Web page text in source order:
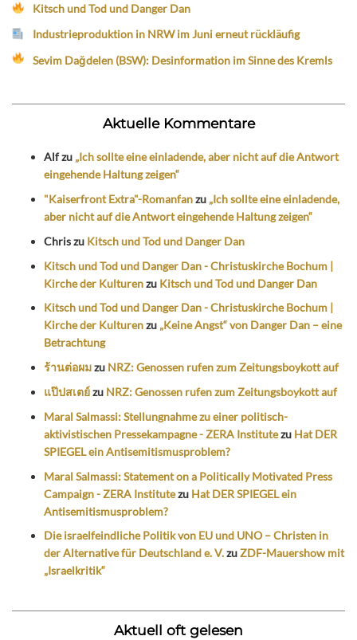
Kitsch und Tod und Danger Dan
Industrieproduktion in NRW im Juni erneut rückläufig
Sevim Dağdelen (BSW): Desinformation im Sinne des Kremls
Aktuelle Kommentare
Alfzu „Ich sollte eine einladende, aber nicht auf die Antwort
eingehende Haltung zeigen“
"Kaiserfront Extra"-Romanfanzu „Ich sollte eine einladende,
aber nicht auf die Antwort eingehende Haltung zeigen“
Chriszu Kitsch und Tod und Danger Dan
Kitsch und Tod und Danger Dan - Christuskirche Bochum |
Kirche der Kulturenzu Kitsch und Tod und Danger Dan
Kitsch und Tod und Danger Dan - Christuskirche Bochum |
Kirche der Kulturenzu „Keine Angst“ von Danger Dan – eine
Betrachtung
ร้านต่อผมzu NRZ: Genossen rufen zum Zeitungsboykott auf
แป๊ปสเตย์zu NRZ: Genossen rufen zum Zeitungsboykott auf
Maral Salmassi: Stellungnahme zu einer politisch-
aktivistischen Pressekampagne - ZERA Institutezu Hat DER
SPIEGEL ein Antisemitismusproblem?
Maral Salmassi: Statement on a Politically Motivated Press
Campaign - ZERA Institutezu Hat DER SPIEGEL ein
Antisemitismusproblem?
Die israelfeindliche Politik von EU und UNO – Christen in
der Alternative für Deutschland e. V.zuZDF-Mauershow mit
„Israelkritik“
Aktuell oft gelesen